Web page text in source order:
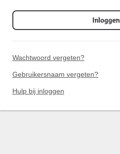
Inloggen
Wachtwoord vergeten?
Gebruikersnaam vergeten?
Hulp bij inloggen